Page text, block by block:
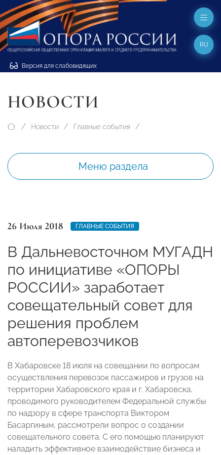
Версия для слабовидящих
RU
НОВОСТИ
Новости Главные события
Меню раздела
26 Июля 2018 ГЛАВНЫЕ СОБЫТИЯ
В Дальневосточном МУГАДН
по инициативе «ОПОРЫ
РОССИИ» заработает
совещательный совет для
решения проблем
автоперевозчиков
В Хабаровске 18 июля на совещании по вопросам
осуществления перевозок пассажиров и грузов на
территории Хабаровского края и г. Хабаровска,
проводимого руководителем Федеральной службы
по надзору в сфере транспорта Виктором
Басаргиным, рассмотрели вопрос о создании
совещательного совета. С его помощью планируют
наладить эффективное взаимодействие бизнеса и